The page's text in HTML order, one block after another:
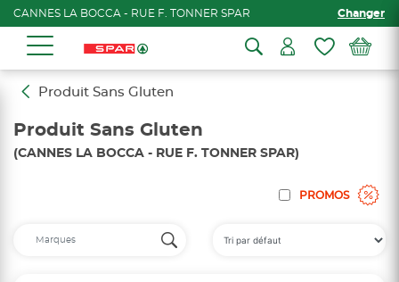
CANNES LA BOCCA - RUE F. TONNER SPAR Changer
Produit Sans Gluten
Produit Sans Gluten
(CANNES LA BOCCA - RUE F. TONNER SPAR)
PROMOS